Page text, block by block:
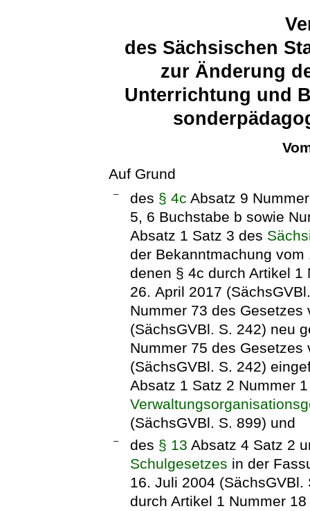
des Sächsischen
zur Änderung
Unterrichtung und
Auf Grund
– des § 4c Absatz 9
5, 6 Buchstabe b sowie
Absatz 1 Satz 3 des
der Bekanntmachung
denen § 4c durch Artikel 1
26. April 2017
Nummer 73 des Gesetzes
(SächsGVBl. S. 242) neu
Nummer 75 des Gesetzes
(SächsGVBl. S. 242)
Absatz 1 Satz 2 Nummer
(SächsGVBl. S. 899) und
– des § 13 Absatz 4 Satz 2
Schulgesetzes in der
16. Juli 2004
durch Artikel 1 Nummer